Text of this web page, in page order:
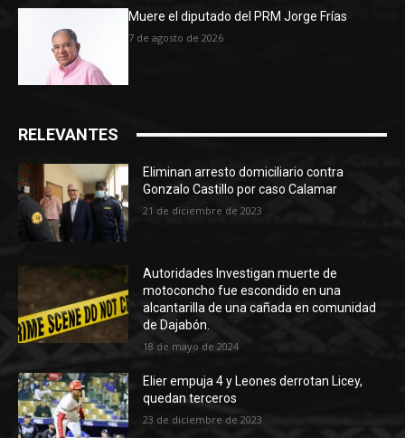
Muere el diputado del PRM Jorge Frías
7 de agosto de 2026
RELEVANTES
Eliminan arresto domiciliario contra
Gonzalo Castillo por caso Calamar
21 de diciembre de 2023
Autoridades Investigan muerte de
motoconcho fue escondido en una
alcantarilla de una cañada en comunidad
de Dajabón.
18 de mayo de 2024
Elier empuja 4 y Leones derrotan Licey,
quedan terceros
23 de diciembre de 2023